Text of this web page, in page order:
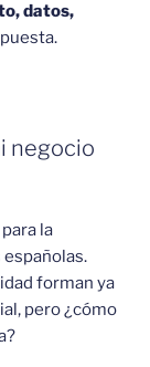
datos,
negocio
la
forman ya
pero ¿cómo